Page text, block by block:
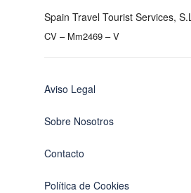
Spain Travel Tourist Services,
CV – Mm2469 – V
Aviso Legal
Sobre Nosotros
Contacto
Política de Cookies